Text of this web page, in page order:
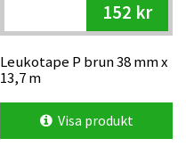
152 kr
Leukotape P brun 38 mm x
13,7 m
Visa produkt